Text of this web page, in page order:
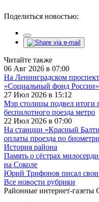
Поделиться новостью:
Читайте также
06 Авг 2026 в 07:00
На Ленинградском
«Социальный фонд России»
27 Июл 2026 в 15:12
Мэр столицы подвел итоги
беспилотного поезда метро
22 Июл 2026 в 07:00
На станции «Красный
оплаты проезда по
История района
Память о сёстрах
на Соколе
Юрий Трифонов писал
Все новости рубрики
Районные интернет-газеты